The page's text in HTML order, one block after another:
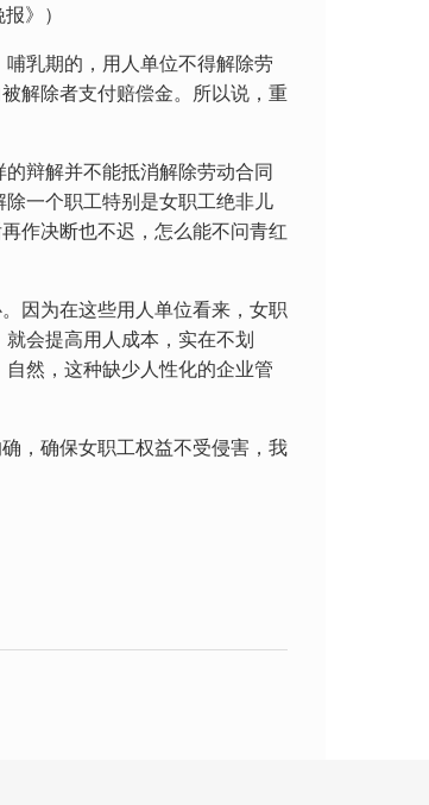
》）
乳期的，用人单位不得解除劳
解除者支付赔偿金。所以说，重
辩解并不能抵消解除劳动合同
一个职工特别是女职工绝非儿
作决断也不迟，怎么能不问青红
因为在这些用人单位看来，女职
会提高用人成本，实在不划
然，这种缺少人性化的企业管
，确保女职工权益不受侵害，我